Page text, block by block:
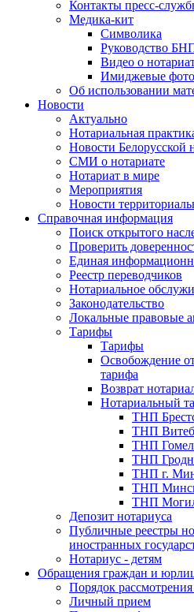
Контакты пресс-
Медика-кит
Символика
Руководство
Видео о
Имиджевые
Об использовании
Новости
Актуально
Нотариальная
Новости Белорусской
СМИ о нотариате
Нотариат в мире
Мероприятия
Новости
Справочная информация
Поиск открытого
Проверить
Единая
Реестр переводчиков
Нотариальное
Законодательство
Локальные правовые
Тарифы
Тарифы
Освобождение
тарифа
Возврат
Нотариальный
ТНП
ТНП
ТНП
ТНП
ТНП г.
ТНП
ТНП
Депозит нотариуса
Публичные реестры
иностранных
Нотариус - детям
Обращения граждан и
Порядок
Личный прием